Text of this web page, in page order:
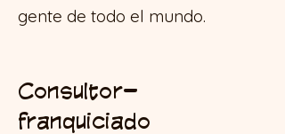
gente de todo el mundo.
Consultor–
franquiciado